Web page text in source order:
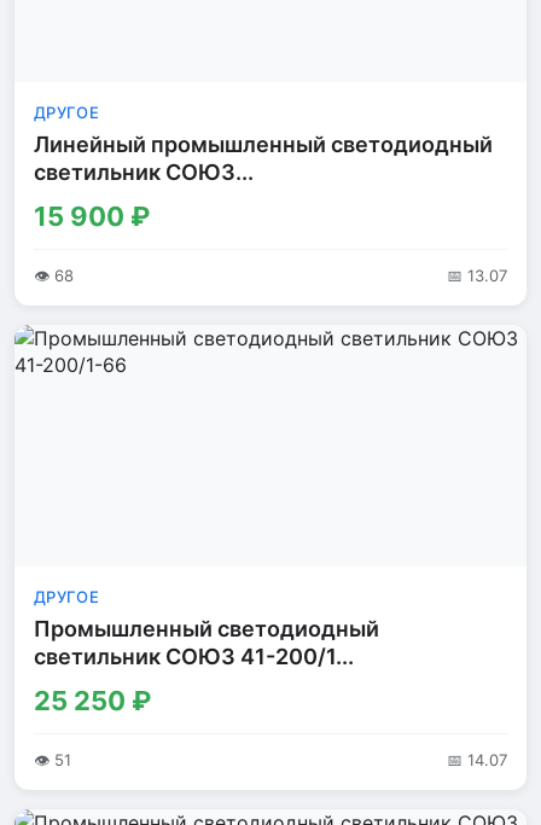
ДРУГОЕ
Линейный промышленный светодиодный
светильник СОЮЗ...
15 900 ₽
👁 68 📅 13.07
ДРУГОЕ
Промышленный светодиодный
светильник СОЮЗ 41-200/1...
25 250 ₽
👁 51 📅 14.07